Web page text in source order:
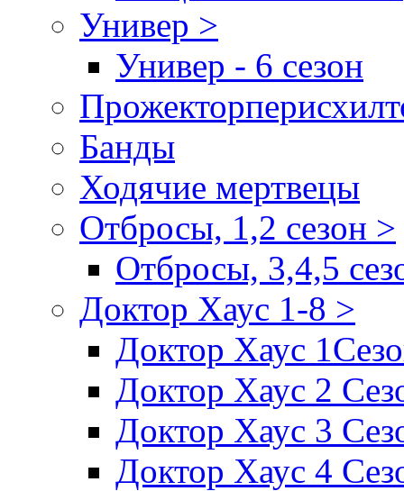
Универ >
Универ - 6 сезон
Банды
Ходячие мертвецы
Отбросы, 1,2 сезон >
Отбросы, 3,4,5
Доктор Хаус 1-8 >
Доктор Хаус
Доктор Хаус 2
Доктор Хаус 3
Доктор Хаус 4